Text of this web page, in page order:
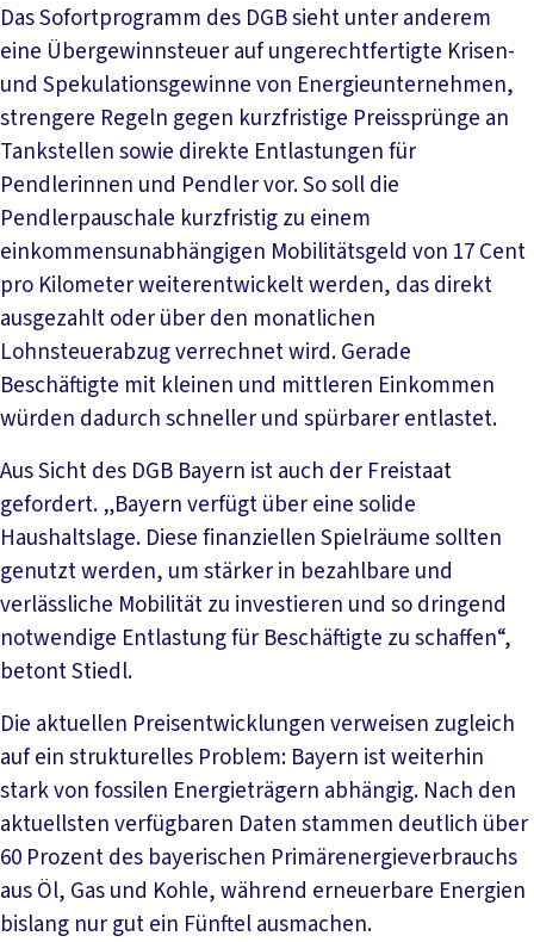
Das Sofortprogramm des DGB sieht unter anderem
eine Übergewinnsteuer auf ungerechtfertigte Krisen-
und Spekulationsgewinne von Energieunternehmen,
strengere Regeln gegen kurzfristige Preissprünge an
Tankstellen sowie direkte Entlastungen für
Pendlerinnen und Pendler vor. So soll die
Pendlerpauschale kurzfristig zu einem
einkommensunabhängigen Mobilitätsgeld von 17 Cent
pro Kilometer weiterentwickelt werden, das direkt
ausgezahlt oder über den monatlichen
Lohnsteuerabzug verrechnet wird. Gerade
Beschäftigte mit kleinen und mittleren Einkommen
würden dadurch schneller und spürbarer entlastet.
Aus Sicht des DGB Bayern ist auch der Freistaat
gefordert. „Bayern verfügt über eine solide
Haushaltslage. Diese finanziellen Spielräume sollten
genutzt werden, um stärker in bezahlbare und
verlässliche Mobilität zu investieren und so dringend
notwendige Entlastung für Beschäftigte zu schaffen“,
betont Stiedl.
Die aktuellen Preisentwicklungen verweisen zugleich
auf ein strukturelles Problem: Bayern ist weiterhin
stark von fossilen Energieträgern abhängig. Nach den
aktuellsten verfügbaren Daten stammen deutlich über
60 Prozent des bayerischen Primärenergieverbrauchs
aus Öl, Gas und Kohle, während erneuerbare Energien
bislang nur gut ein Fünftel ausmachen.